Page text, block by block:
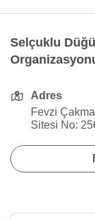
Selçuklu
Adres
Fevzi
Sitesi No: